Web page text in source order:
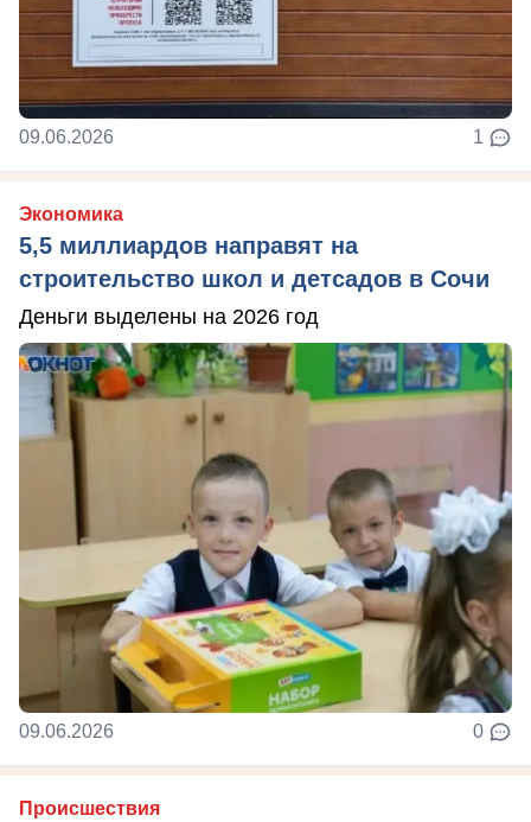
09.06.2026 1
Экономика
5,5 миллиардов направят на
строительство школ и детсадов в Сочи
Деньги выделены на 2026 год
09.06.2026 0
Происшествия